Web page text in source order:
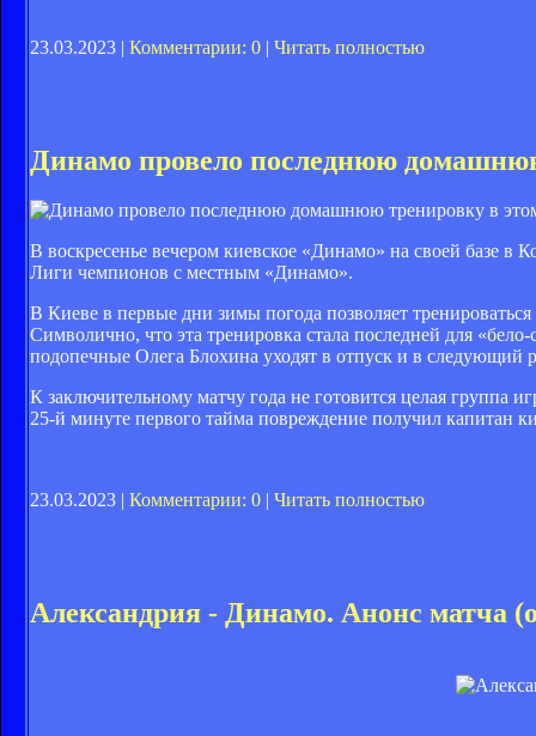
23.03.2023 | Комментарии: 0 | Читать полностью
Динамо провело последнюю
В воскресенье вечером киевское «Динамо» на своей базе
Лиги чемпионов с местным «Динамо».
В Киеве в первые дни зимы погода позволяет
Символично, что эта тренировка стала последней для
подопечные Олега Блохина уходят в отпуск и в следующий
К заключительному матчу года не готовится целая группа
25-й минуте первого тайма повреждение получил капитан
23.03.2023 | Комментарии: 0 | Читать полностью
Александрия - Динамо. Анонс матча